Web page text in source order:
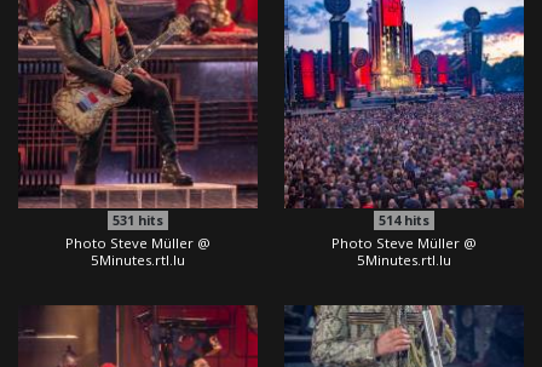
531 hits
Photo Steve Müller @
5Minutes.rtl.lu
514hits
Photo Steve Müller @
5Minutes.rtl.lu